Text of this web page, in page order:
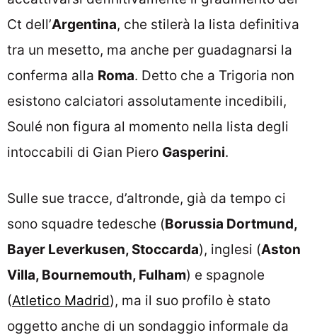
Ct dell’Argentina, che stilerà la lista definitiva
tra un mesetto, ma anche per guadagnarsi la
conferma alla Roma. Detto che a Trigoria non
esistono calciatori assolutamente incedibili,
Soulé non figura al momento nella lista degli
intoccabili di Gian Piero Gasperini.
Sulle sue tracce, d’altronde, già da tempo ci
sono squadre tedesche (Borussia Dortmund,
Bayer Leverkusen, Stoccarda), inglesi (Aston
Villa, Bournemouth, Fulham) e spagnole
(Atletico Madrid), ma il suo profilo è stato
oggetto anche di un sondaggio informale da